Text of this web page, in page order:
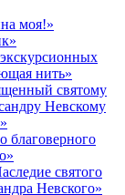
моя!»
нить»
святому
Невскому
благоверного
святого
Невского»